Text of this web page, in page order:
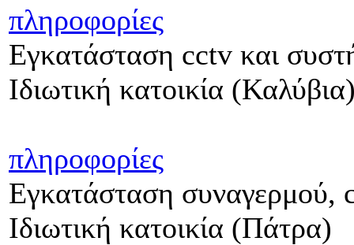
πληροφορίες
Εγκατάσταση cctv και
Ιδιωτική κατοικία
πληροφορίες
Εγκατάσταση συναγερμού,
Ιδιωτική κατοικία (Πάτρα)